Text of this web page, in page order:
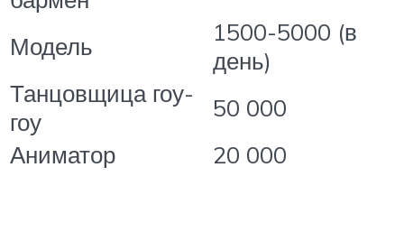
Модель
1500-5000 (в
день)
Танцовщица гоу-
гоу
50 000
Аниматор
20 000